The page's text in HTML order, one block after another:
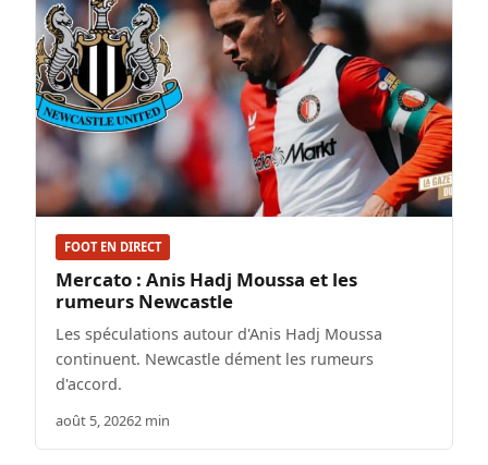
FOOT EN DIRECT
Mercato : Anis Hadj Moussa et les
rumeurs Newcastle
Les spéculations autour d'Anis Hadj Moussa
continuent. Newcastle dément les rumeurs
d'accord.
août 5, 20262 min